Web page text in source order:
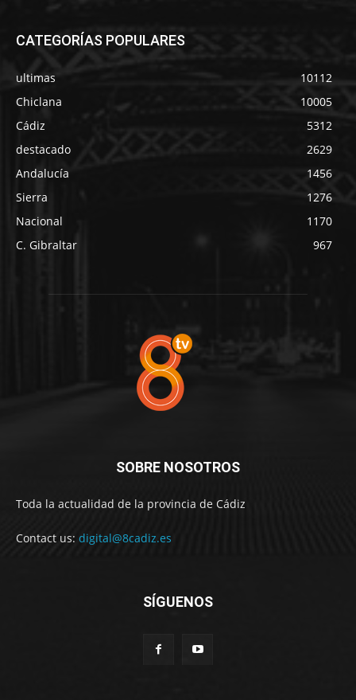
CATEGORÍAS POPULARES
ultimas
10112
Chiclana
10005
Cádiz
5312
destacado
2629
Andalucía
1456
Sierra
1276
Nacional
1170
C. Gibraltar
967
SOBRE NOSOTROS
Toda la actualidad de la provincia de Cádiz
Contact us: digital@8cadiz.es
SÍGUENOS